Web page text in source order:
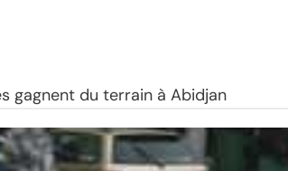
gagnent du terrain à Abidjan